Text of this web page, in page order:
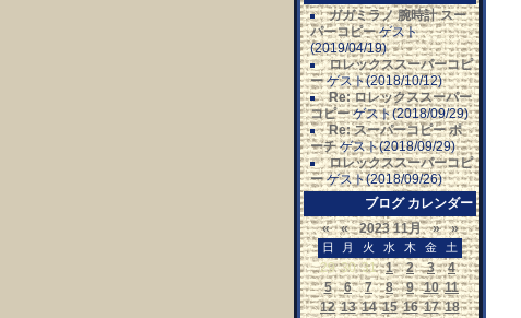
ガガミラノ 腕時計 スー
パーコピー ゲスト
(2019/04/19)
ロレックススーパーコピ
ー ゲスト(2018/10/12)
Re: ロレックススーパー
コピー ゲスト(2018/09/29)
Re: スーパーコピー ポ
ーチ ゲスト(2018/09/29)
ロレックススーパーコピ
ー ゲスト(2018/09/26)
ブログ カレンダー
«
« 2023 11月 » »
日 月 火 水 木 金 土
29 30 31 1 2 3
4
5
6 7 8 9 10 11
12 13 14 15 16 17 18